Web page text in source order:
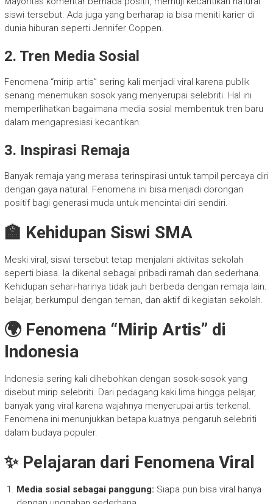
siswi tersebut. Ada juga yang berharap ia bisa meniti karier di
dunia hiburan seperti Jennifer Coppen.
2. Tren Media Sosial
Fenomena “mirip artis” sering kali menjadi viral karena publik
senang menemukan sosok yang menyerupai selebriti. Hal ini
memperlihatkan bagaimana media sosial membentuk tren baru
dalam mengapresiasi kecantikan.
3. Inspirasi Remaja
Banyak remaja yang merasa terinspirasi untuk tampil percaya diri
dengan gaya natural. Fenomena ini bisa menjadi dorongan
positif bagi generasi muda untuk mencintai diri sendiri.
🏫 Kehidupan Siswi SMA
Meski viral, siswi tersebut tetap menjalani aktivitas sekolah
seperti biasa. Ia dikenal sebagai pribadi ramah dan sederhana.
Kehidupan sehari-harinya tidak jauh berbeda dengan remaja lain:
belajar, berkumpul dengan teman, dan aktif di kegiatan sekolah.
🌍 Fenomena “Mirip Artis” di
Indonesia
Indonesia sering kali dihebohkan dengan sosok-sosok yang
disebut mirip selebriti. Dari pedagang kaki lima hingga pelajar,
banyak yang viral karena wajahnya menyerupai artis terkenal.
Fenomena ini menunjukkan betapa kuatnya pengaruh selebriti
dalam budaya populer.
✨ Pelajaran dari Fenomena Viral
Media sosial sebagai panggung: Siapa pun bisa viral hanya